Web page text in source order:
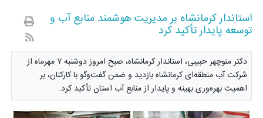
استاندار کرمانشاه بر مدیریت هوشمند منابع آب و
توسعه پایدار تأکید کرد
دکتر منوچهر حبیبی، استاندار کرمانشاه، صبح امروز دوشنبه ۷ مهرماه از
شرکت آب منطقه‌ای کرمانشاه بازدید و ضمن گفت‌وگو با کارکنان، بر
اهمیت بهره‌وری بهینه و پایدار از منابع آب استان تأکید کرد.